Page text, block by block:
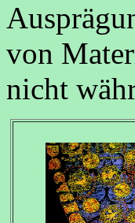
von
nicht